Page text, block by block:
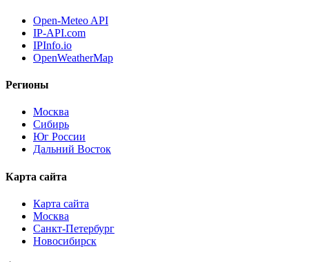
Open-Meteo API
IP-API.com
IPInfo.io
OpenWeatherMap
Регионы
Москва
Сибирь
Юг России
Дальний Восток
Карта сайта
Карта сайта
Москва
Санкт-Петербург
Новосибирск